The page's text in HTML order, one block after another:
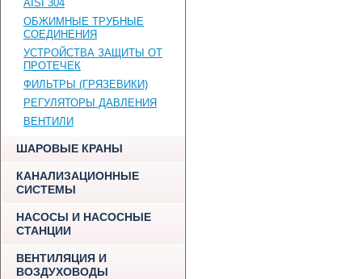
AISI 304
ОБЖИМНЫЕ ТРУБНЫЕ
СОЕДИНЕНИЯ
УСТРОЙСТВА ЗАЩИТЫ ОТ
ПРОТЕЧЕК
ФИЛЬТРЫ (ГРЯЗЕВИКИ)
РЕГУЛЯТОРЫ ДАВЛЕНИЯ
ВЕНТИЛИ
ШАРОВЫЕ КРАНЫ
КАНАЛИЗАЦИОННЫЕ
СИСТЕМЫ
НАСОСЫ И НАСОСНЫЕ
СТАНЦИИ
ВЕНТИЛЯЦИЯ И
ВОЗДУХОВОДЫ